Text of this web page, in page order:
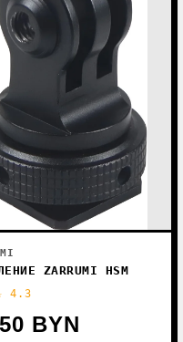
ZARRUMI HSM
4.3
BYN